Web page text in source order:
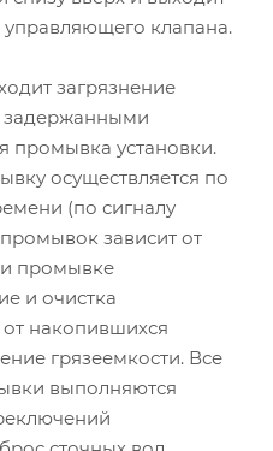
клапана.
загрязнение
задержанными
промывка установки.
осуществляется по
(по сигналу
зависит от
промывке
и очистка
накопившихся
грязеемкости. Все
выполняются